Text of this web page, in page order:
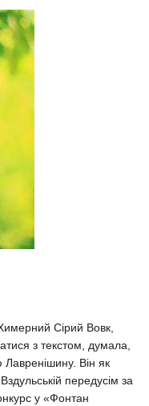
Сірий Вовк,
з текстом, думала,
Він як
передусім за
у «Фонтан